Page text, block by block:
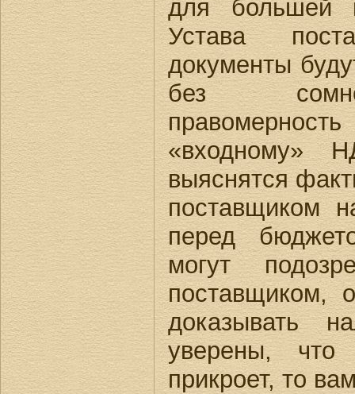
для большей
Устава
документы
без
«входному»
выяснятся
поставщиком
перед
могут
поставщиком,
доказывать
уверены,
прикроет, то